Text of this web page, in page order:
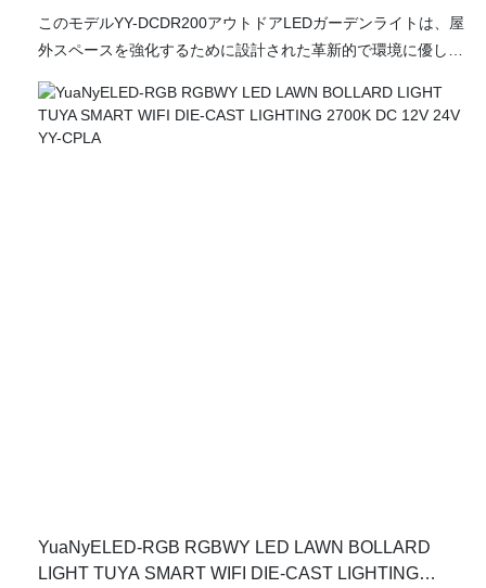
ワーローンランプYY-DCDR200
このモデルYY-DCDR200アウトドアLEDガーデンライトは、屋
外スペースを強化するために設計された革新的で環境に優しい
リチウムイオンバッテリーを備えたこの効率的なパスライト
は、太陽エネルギーを利用して、一晩中信頼できる照明を提供
YuaNyELED-RGB RGBWY LED LAWN BOLLARD
LIGHT TUYA SMART WIFI DIE-CAST LIGHTING